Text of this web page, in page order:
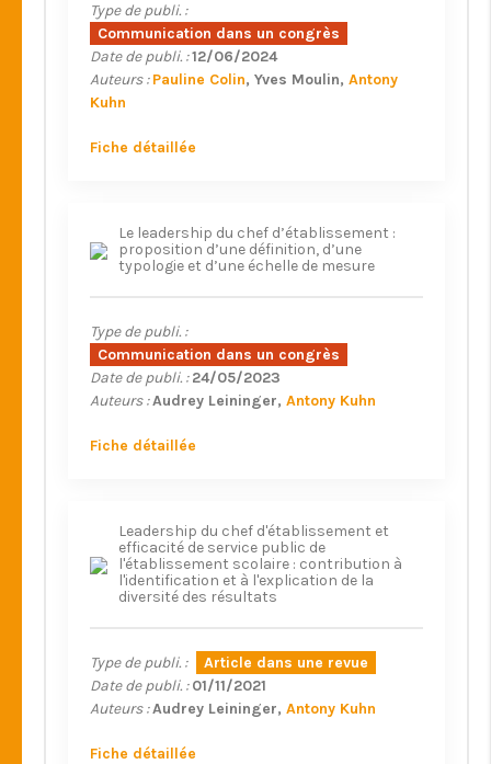
Type de publi. :
Communication dans un congrès
Date de publi. :12/06/2024
Auteurs : Pauline Colin Yves Moulin Antony
Kuhn
Fiche détaillée
Le leadership du chef d’établissement :
proposition d’une définition, d’une
typologie et d’une échelle de mesure
Type de publi. :
Communication dans un congrès
Date de publi. : 24/05/2023
Auteurs :Audrey Leininger Antony Kuhn
Fiche détaillée
Leadership du chef d'établissement et
efficacité de service public de
l'établissement scolaire : contribution à
l'identification et à l'explication de la
diversité des résultats
Type de publi. :
Article dans une revue
Date de publi. : 01/11/2021
Auteurs :Audrey Leininger Antony Kuhn
Fiche détaillée